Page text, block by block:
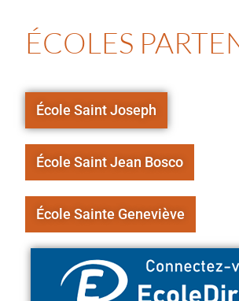
ÉCOLES
École Saint Joseph
École Saint Jean Bosco
École Sainte Geneviève